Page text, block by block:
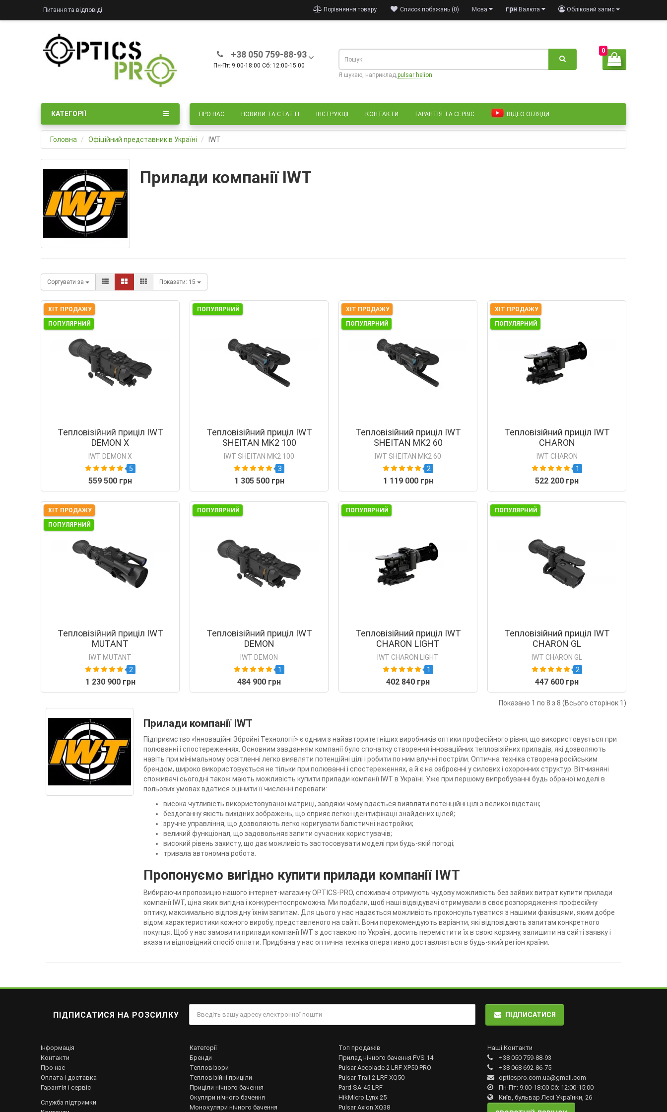
Питання та відповіді Обліковий запис
грн Валюта
Мова
Список побажань (0)
Порівняння товару
+38 050 759-88-93
Пн-Пт: 9:00-18:00 Сб: 12:00-15:00
0
Я шукаю, наприклад,pulsar helion
ПРО НАС НОВИНИ ТА СТАТТІ ІНСТРУКЦІЇ КОНТАКТИ ГАРАНТІЯ ТА СЕРВІС ВІДЕО ОГЛЯДИ
КАТЕГОРІЇ
Головна Офіційний представник в Україні IWT
Прилади компанії IWT
Сортувати за Показати: 15
ХІТ ПРОДАЖУ
ПОПУЛЯРНИЙ
Тепловізійний приціл IWT
DEMON X
IWT DEMON X
5
559 500 грн
ПОПУЛЯРНИЙ
Тепловізійний приціл IWT
SHEITAN MK2 100
IWT SHEITAN MK2 100
3
1 305 500 грн
ХІТ ПРОДАЖУ
ПОПУЛЯРНИЙ
Тепловізійний приціл IWT
SHEITAN MK2 60
IWT SHEITAN MK2 60
2
1 119 000 грн
ХІТ ПРОДАЖУ
ПОПУЛЯРНИЙ
Тепловізійний приціл IWT
CHARON
IWT CHARON
1
522 200 грн
ХІТ ПРОДАЖУ
ПОПУЛЯРНИЙ
Тепловізійний приціл IWT
MUTANT
IWT MUTANT
2
1 230 900 грн
ПОПУЛЯРНИЙ
Тепловізійний приціл IWT
DEMON
IWT DEMON
1
484 900 грн
ПОПУЛЯРНИЙ
Тепловізійний приціл IWT
CHARON LIGHT
IWT CHARON LIGHT
1
402 840 грн
ПОПУЛЯРНИЙ
Тепловізійний приціл IWT
CHARON GL
IWT CHARON GL
2
447 600 грн
Показано 1 по 8 з 8 (Всього сторінок 1)
Прилади компанії IWT
Підприємство «Інноваційні Збройні Технології» є одним з найавторитетніших виробників оптики професійного рівня, що використовується при
полюванні і спостереженнях. Основним завданням компанії було спочатку створення інноваційних тепловізійних приладів, які дозволяють
навіть при мінімальному освітленні легко виявляти потенційні цілі і робити по ним влучні постріли. Оптична техніка створена російським
брендом, широко використовується не тільки при полюванні і спостереженнях, а й є на озброєнні у силових і охоронних структур. Вітчизняні
споживачі сьогодні також мають можливість купити прилади компанії IWT в Україні. Уже при першому випробуванні будь обраної моделі в
польових умовах вдатися оцінити її численні переваги:
висока чутливість використовуваної матриці, завдяки чому вдається виявляти потенційні цілі з великої відстані;
бездоганну якість вихідних зображень, що сприяє легкої ідентифікації знайдених цілей;
зручне управління, що дозволяють легко коригувати балістичні настройки;
великий функціонал, що задовольняє запити сучасних користувачів;
високий рівень захисту, що дає можливість застосовувати моделі при будь-якій погоді;
тривала автономна робота.
Пропонуємо вигідно купити прилади компанії IWT
Вибираючи пропозицію нашого інтернет-магазину OPTICS-PRO, споживачі отримують чудову можливість без зайвих витрат купити прилади
компанії IWT, ціна яких вигідна і конкурентоспроможна. Ми подбали, щоб наші відвідувачі отримували в своє розпорядження професійну
оптику, максимально відповідну їхнім запитам. Для цього у нас надається можливість проконсультуватися з нашими фахівцями, яким добре
відомі характеристики кожного виробу, представленого на сайті. Вони порекомендують варіанти, які відповідають запитам конкретного
покупця. Щоб у нас замовити прилади компанії IWT з доставкою по Україні, досить перемістити їх в свою корзину, залишити на сайті заявку і
вказати відповідний спосіб оплати. Придбана у нас оптична техніка оперативно доставляється в будь-який регіон країни.
ПІДПИСАТИСЯ НА РОЗСИЛКУ ПІДПИСАТИСЯ
Інформація
Контакти
Про нас
Оплата і доставка
Гарантія і сервіс
Служба підтримки
Категорії
Бренди
Тепловізори
Тепловізійні приціли
Приціли нічного бачення
Окуляри нічного бачення
Монокуляри нічного бачення
Топ продажів
Прилад нічного бачення PVS 14
Pulsar Accolade 2 LRF XP50 PRO
Pulsar Trail 2 LRF XQ50
Pard SA-45 LRF
HikMicro Lynx 25
Pulsar Axion XQ38
Наші Контакти
+38 050 759-88-93
+38 068 692-86-75
opticspro.com.ua@gmail.com
Пн-Пт: 9:00-18:00 Сб: 12:00-15:00
Київ, бульвар Лесі Українки, 26